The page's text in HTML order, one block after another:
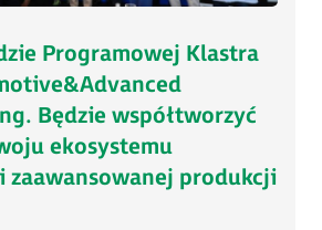
Programowej Klastra
Będzie współtworzyć
ekosystemu
zaawansowanej produkcji